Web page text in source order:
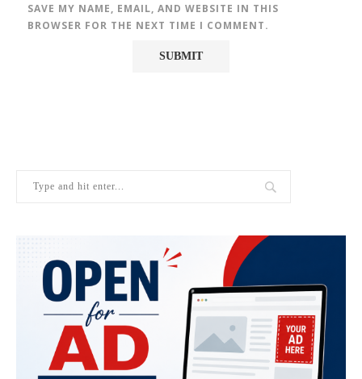
SAVE MY NAME, EMAIL, AND WEBSITE IN THIS
BROWSER FOR THE NEXT TIME I COMMENT.